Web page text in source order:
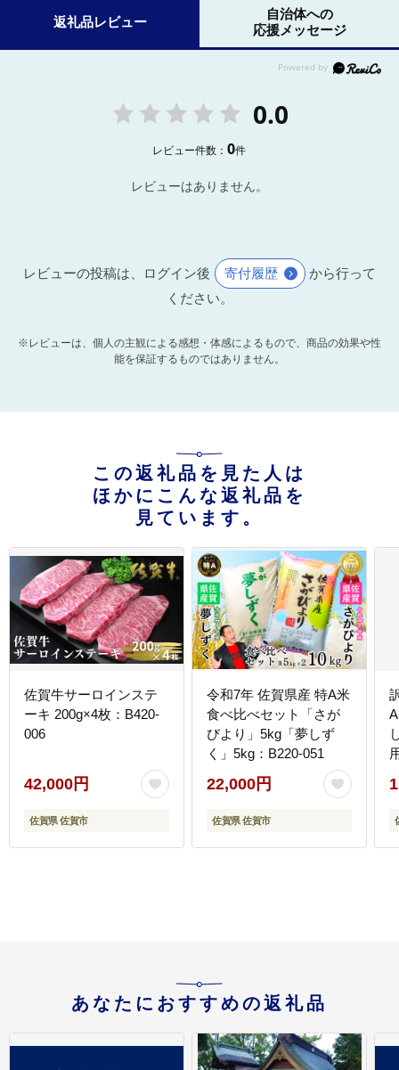
返礼品レビュー
自治体への
応援メッセージ
0.0
レビュー件数：0件
レビューはありません。
レビューの投稿は、ログイン後 寄付履歴
から行って
ください。
※レビューは、個人の主観による感想・体感によるもので、商品の効果や性
能を保証するものではありません。
この返礼品を見た人は
ほかにこんな返礼品を
見ています。
佐賀牛サーロインステ
ーキ 200g×4枚：B420-
006
42,000円
佐賀県 佐賀市
令和7年 佐賀県産 特A米
食べ比べセット「さが
びより」5kg「夢しず
く」5kg：B220-051
22,000円
佐賀県 佐賀市
あなたにおすすめの返礼品